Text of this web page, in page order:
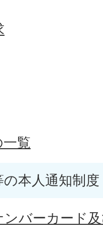
覧
本人通知制度
バーカード